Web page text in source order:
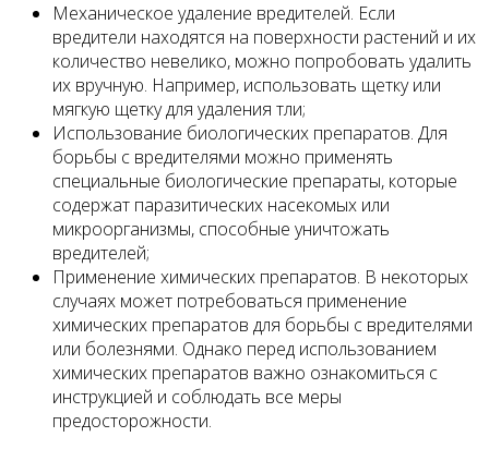
Механическое удаление вредителей. Если
вредители находятся на поверхности растений и их
количество невелико, можно попробовать удалить
их вручную. Например, использовать щетку или
мягкую щетку для удаления тли;
Использование биологических препаратов. Для
борьбы с вредителями можно применять
специальные биологические препараты, которые
содержат паразитических насекомых или
микроорганизмы, способные уничтожать
вредителей;
Применение химических препаратов. В некоторых
случаях может потребоваться применение
химических препаратов для борьбы с вредителями
или болезнями. Однако перед использованием
химических препаратов важно ознакомиться с
инструкцией и соблюдать все меры
предосторожности.